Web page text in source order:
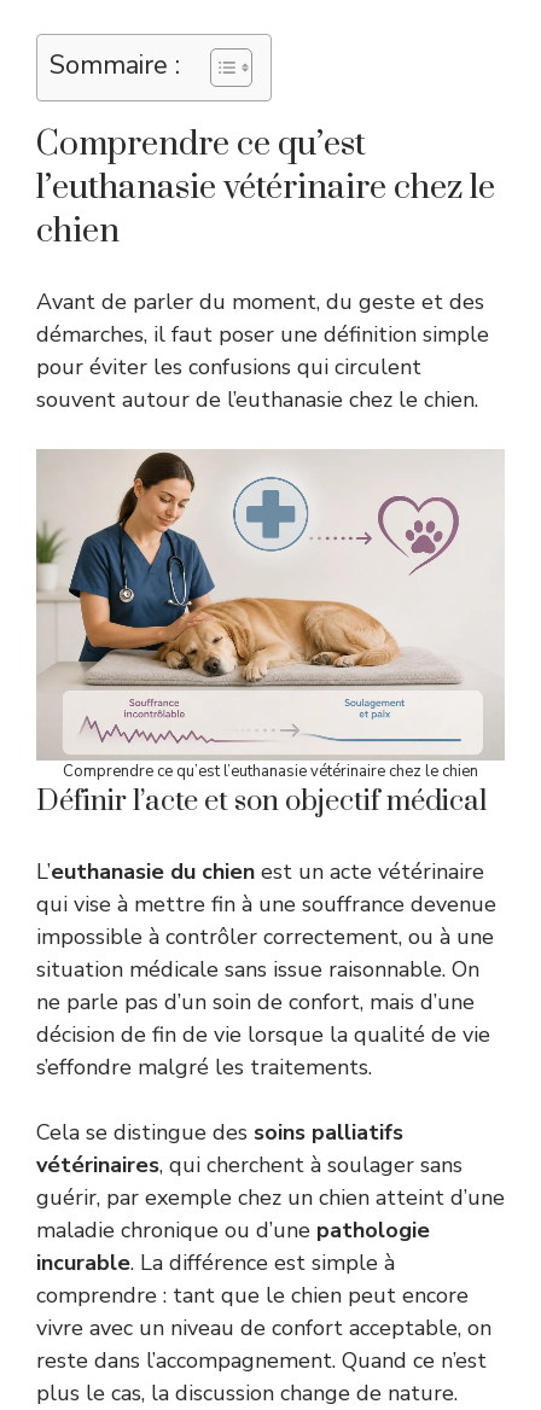
Sommaire :
Comprendre ce qu’est
l’euthanasie vétérinaire chez le
chien
Avant de parler du moment, du geste et des
démarches, il faut poser une définition simple
pour éviter les confusions qui circulent
souvent autour de l’euthanasie chez le chien.
Comprendre ce qu’est l’euthanasie vétérinaire chez le chien
Définir l’acte et son objectif médical
L’euthanasie du chien est un acte vétérinaire
qui vise à mettre fin à une souffrance devenue
impossible à contrôler correctement, ou à une
situation médicale sans issue raisonnable. On
ne parle pas d’un soin de confort, mais d’une
décision de fin de vie lorsque la qualité de vie
s’effondre malgré les traitements.
Cela se distingue des soins palliatifs
vétérinaires, qui cherchent à soulager sans
guérir, par exemple chez un chien atteint d’une
maladie chronique ou d’une pathologie
incurable. La différence est simple à
comprendre : tant que le chien peut encore
vivre avec un niveau de confort acceptable, on
reste dans l’accompagnement. Quand ce n’est
plus le cas, la discussion change de nature.